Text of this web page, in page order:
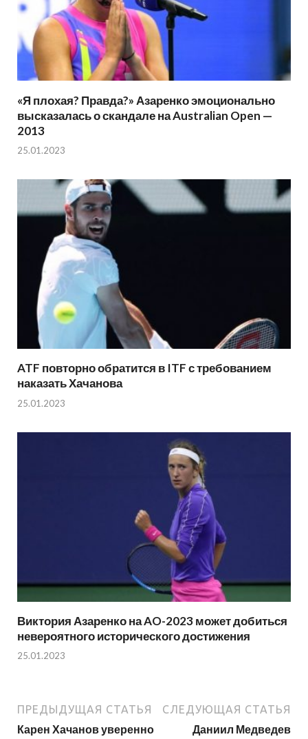
«Я плохая? Правда?» Азаренко эмоционально
высказалась о скандале на Australian Open —
2013
25.01.2023
ATF повторно обратится в ITF с требованием
наказать Хачанова
25.01.2023
Виктория Азаренко на AO-2023 может добиться
невероятного исторического достижения
25.01.2023
ПРЕДЫДУЩАЯ СТАТЬЯ
Карен Хачанов уверенно
СЛЕДУЮЩАЯ СТАТЬЯ
Даниил Медведев